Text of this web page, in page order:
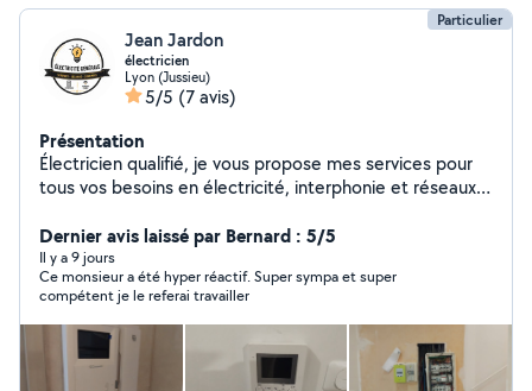
Particulier
Jean Jardon
électricien
Lyon (Jussieu)
5/5 (7 avis)
Présentation
Électricien qualifié, je vous propose mes services pour
tous vos besoins en électricité, interphonie et réseaux.
électriques, prises, éclairages et mises en sécurité. Pour
le courant faible, je m'occupe de la pose, du
remplacement et du dépannage de vos interphones,
visiophones et câblages réseau.
Dernier avis laissé par Bernard : 5/5
Il y a 9 jours
Ce monsieur a été hyper réactif. Super sympa et super
compétent je le referai travailler